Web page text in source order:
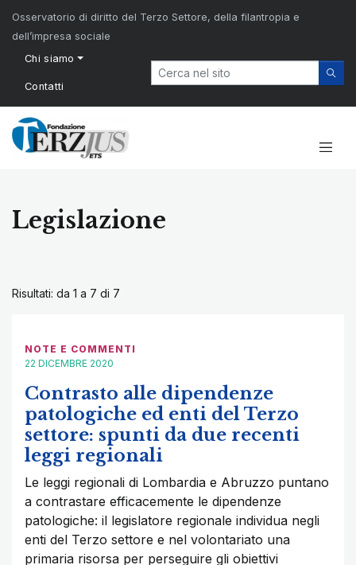
Osservatorio di diritto del Terzo Settore, della filantropia e
dell’impresa sociale
Chi siamo
Contatti
Legislazione
Risultati: da 1 a 7 di 7
NOTE E COMMENTI
22 DICEMBRE 2020
Contrasto alle dipendenze
patologiche ed enti del Terzo
settore: spunti da due recenti
leggi regionali
Le leggi regionali di Lombardia e Abruzzo puntano
a contrastare efficacemente le dipendenze
patologiche: il legislatore regionale individua negli
enti del Terzo settore e nel volontariato una
primaria risorsa per perseguire gli obiettivi